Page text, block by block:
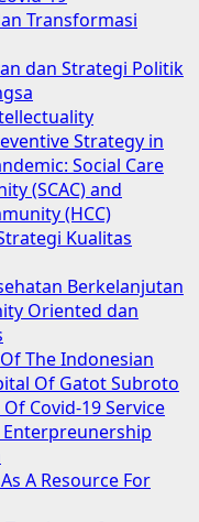
Transformasi
dan Strategi Politik
Strategy in
Social Care
(SCAC) and
(HCC)
Kualitas
Berkelanjutan
Oriented dan
The Indonesian
Of Gatot Subroto
Covid-19 Service
A Resource For